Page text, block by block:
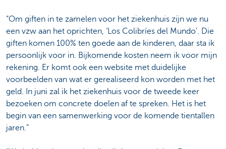
“Om giften in te zamelen voor het ziekenhuis zijn we nu
een vzw aan het oprichten, ‘Los Colibríes del Mundo’. Die
giften komen 100% ten goede aan de kinderen, daar sta ik
persoonlijk voor in. Bijkomende kosten neem ik voor mijn
rekening. Er komt ook een website met duidelijke
voorbeelden van wat er gerealiseerd kon worden met het
geld. In juni zal ik het ziekenhuis voor de tweede keer
bezoeken om concrete doelen af te spreken. Het is het
begin van een samenwerking voor de komende tientallen
jaren.”